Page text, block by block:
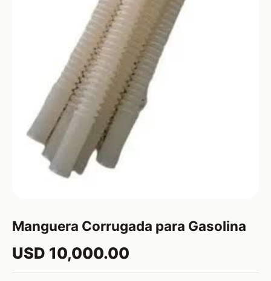
Manguera Corrugada para Gasolina
USD 10,000.00